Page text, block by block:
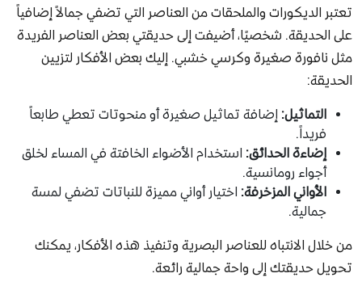
تعتبر الديكورات والملحقات من العناصر التي تضفي جمالاً إضافياً
على الحديقة. شخصيًا، أضيفت إلى حديقتي بعض العناصر الفريدة
مثل نافورة صغيرة وكرسي خشبي. إليك بعض الأفكار لتزيين
الحديقة:
التماثيل: إضافة تماثيل صغيرة أو منحوتات تعطي طابعاً
فريداً.
إضاءة الحدائق: استخدام الأضواء الخافتة في المساء لخلق
أجواء رومانسية.
الأواني المزخرفة: اختيار أواني مميزة للنباتات تضفي لمسة
جمالية.
من خلال الانتباه للعناصر البصرية وتنفيذ هذه الأفكار، يمكنك
تحويل حديقتك إلى واحة جمالية رائعة.